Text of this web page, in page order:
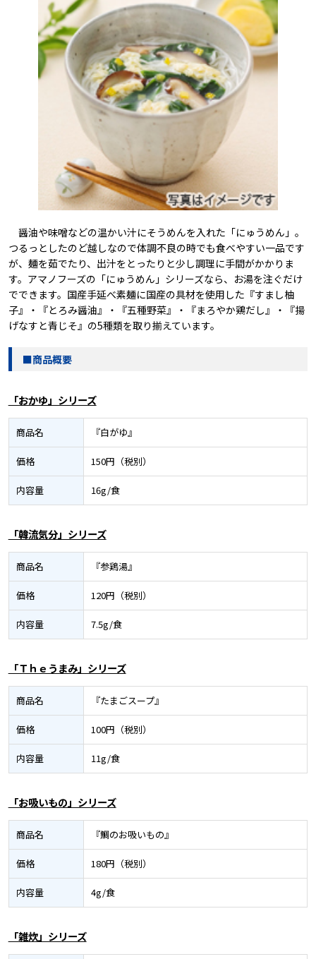
醤油や味噌などの温かい汁にそうめんを入れた「にゅうめん」。
つるっとしたのど越しなので体調不良の時でも食べやすい一品です
が、麺を茹でたり、出汁をとったりと少し調理に手間がかかりま
す。アマノフーズの「にゅうめん」シリーズなら、お湯を注ぐだけ
でできます。国産手延べ素麺に国産の具材を使用した『すまし柚
子』・『とろみ醤油』・『五種野菜』・『まろやか鶏だし』・『揚
げなすと青じそ』の5種類を取り揃えています。
■商品概要
「おかゆ」シリーズ
商品名 『白がゆ』
価格 150円（税別）
内容量 16g/食
「韓流気分」シリーズ
商品名 『参鶏湯』
価格 120円（税別）
内容量 7.5g/食
「Ｔｈｅうまみ」シリーズ
商品名 『たまごスープ』
価格 100円（税別）
内容量 11g/食
「お吸いもの」シリーズ
商品名 『鯛のお吸いもの』
価格 180円（税別）
内容量 4g/食
「雑炊」シリーズ